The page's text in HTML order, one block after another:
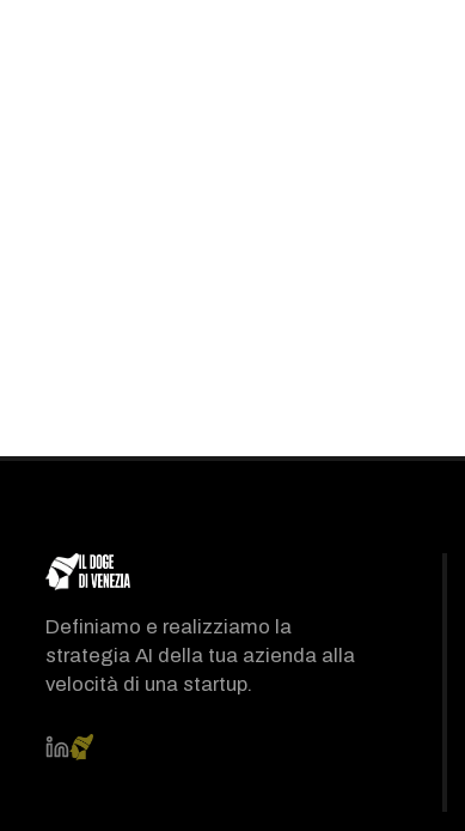
Definiamo e realizziamo la
strategia AI della tua azienda alla
velocità di una startup.